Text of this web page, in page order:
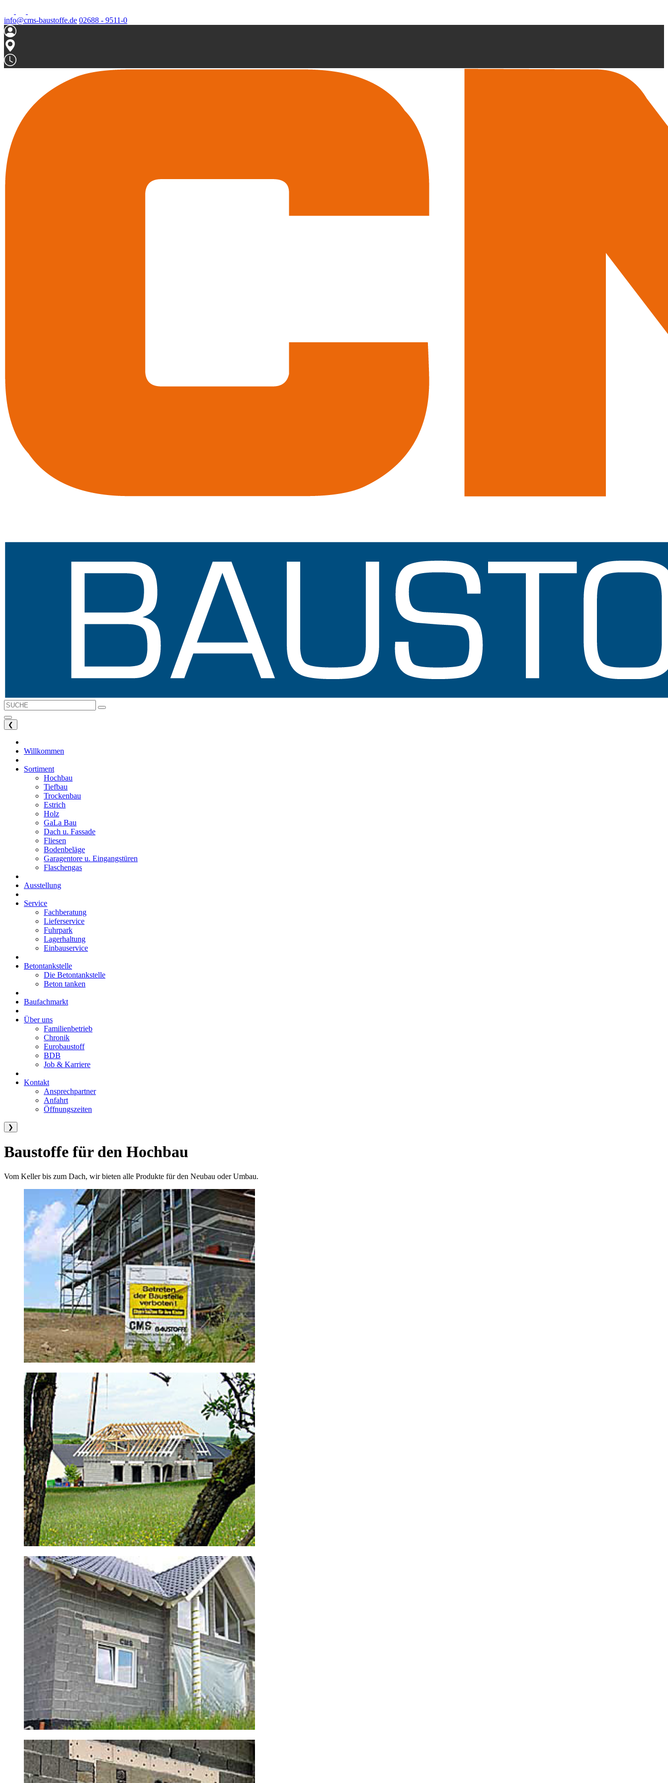
info@cms-baustoffe.de 02688 - 9511-0
❮
Willkommen
Sortiment
Hochbau
Tiefbau
Trockenbau
Estrich
Holz
GaLa Bau
Dach u. Fassade
Fliesen
Bodenbeläge
Garagentore u. Eingangstüren
Flaschengas
Ausstellung
Service
Fachberatung
Lieferservice
Fuhrpark
Lagerhaltung
Einbauservice
Betontankstelle
Die Betontankstelle
Beton tanken
Baufachmarkt
Über uns
Familienbetrieb
Chronik
Eurobaustoff
BDB
Job & Karriere
Kontakt
Ansprechpartner
Anfahrt
Öffnungszeiten
❯
Baustoffe für den Hochbau
Vom Keller bis zum Dach, wir bieten alle Produkte für den Neubau oder Umbau.